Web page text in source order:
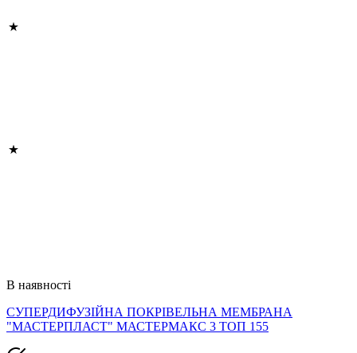
В наявності
СУПЕРДИФУЗІЙНА ПОКРІВЕЛЬНА МЕМБРАНА
"МАСТЕРПЛАСТ" МАСТЕРМАКС 3 ТОП 155